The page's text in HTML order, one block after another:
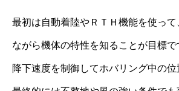
最初は自動着陸やＲＴＨ機能を使っ
ながら機体の特性を知ることが目標
降下速度を制御してホバリング中の位